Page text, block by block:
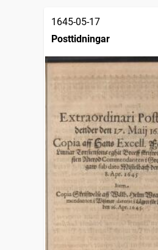
1645-05-17
Posttidningar